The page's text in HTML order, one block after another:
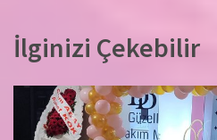
İlginizi Çekebilir